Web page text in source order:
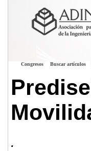
Congresos Buscar artículos
.